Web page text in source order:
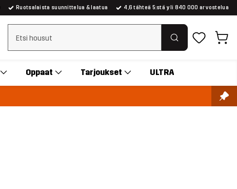
Ruotsalaista suunnittelua & laatua 4,6 tähteä 5:stä yli 840 000 arvostelua
Tyhjennä haku
Oppaat Tarjoukset ULTRA